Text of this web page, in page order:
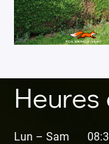
Heures
Lun – Sam